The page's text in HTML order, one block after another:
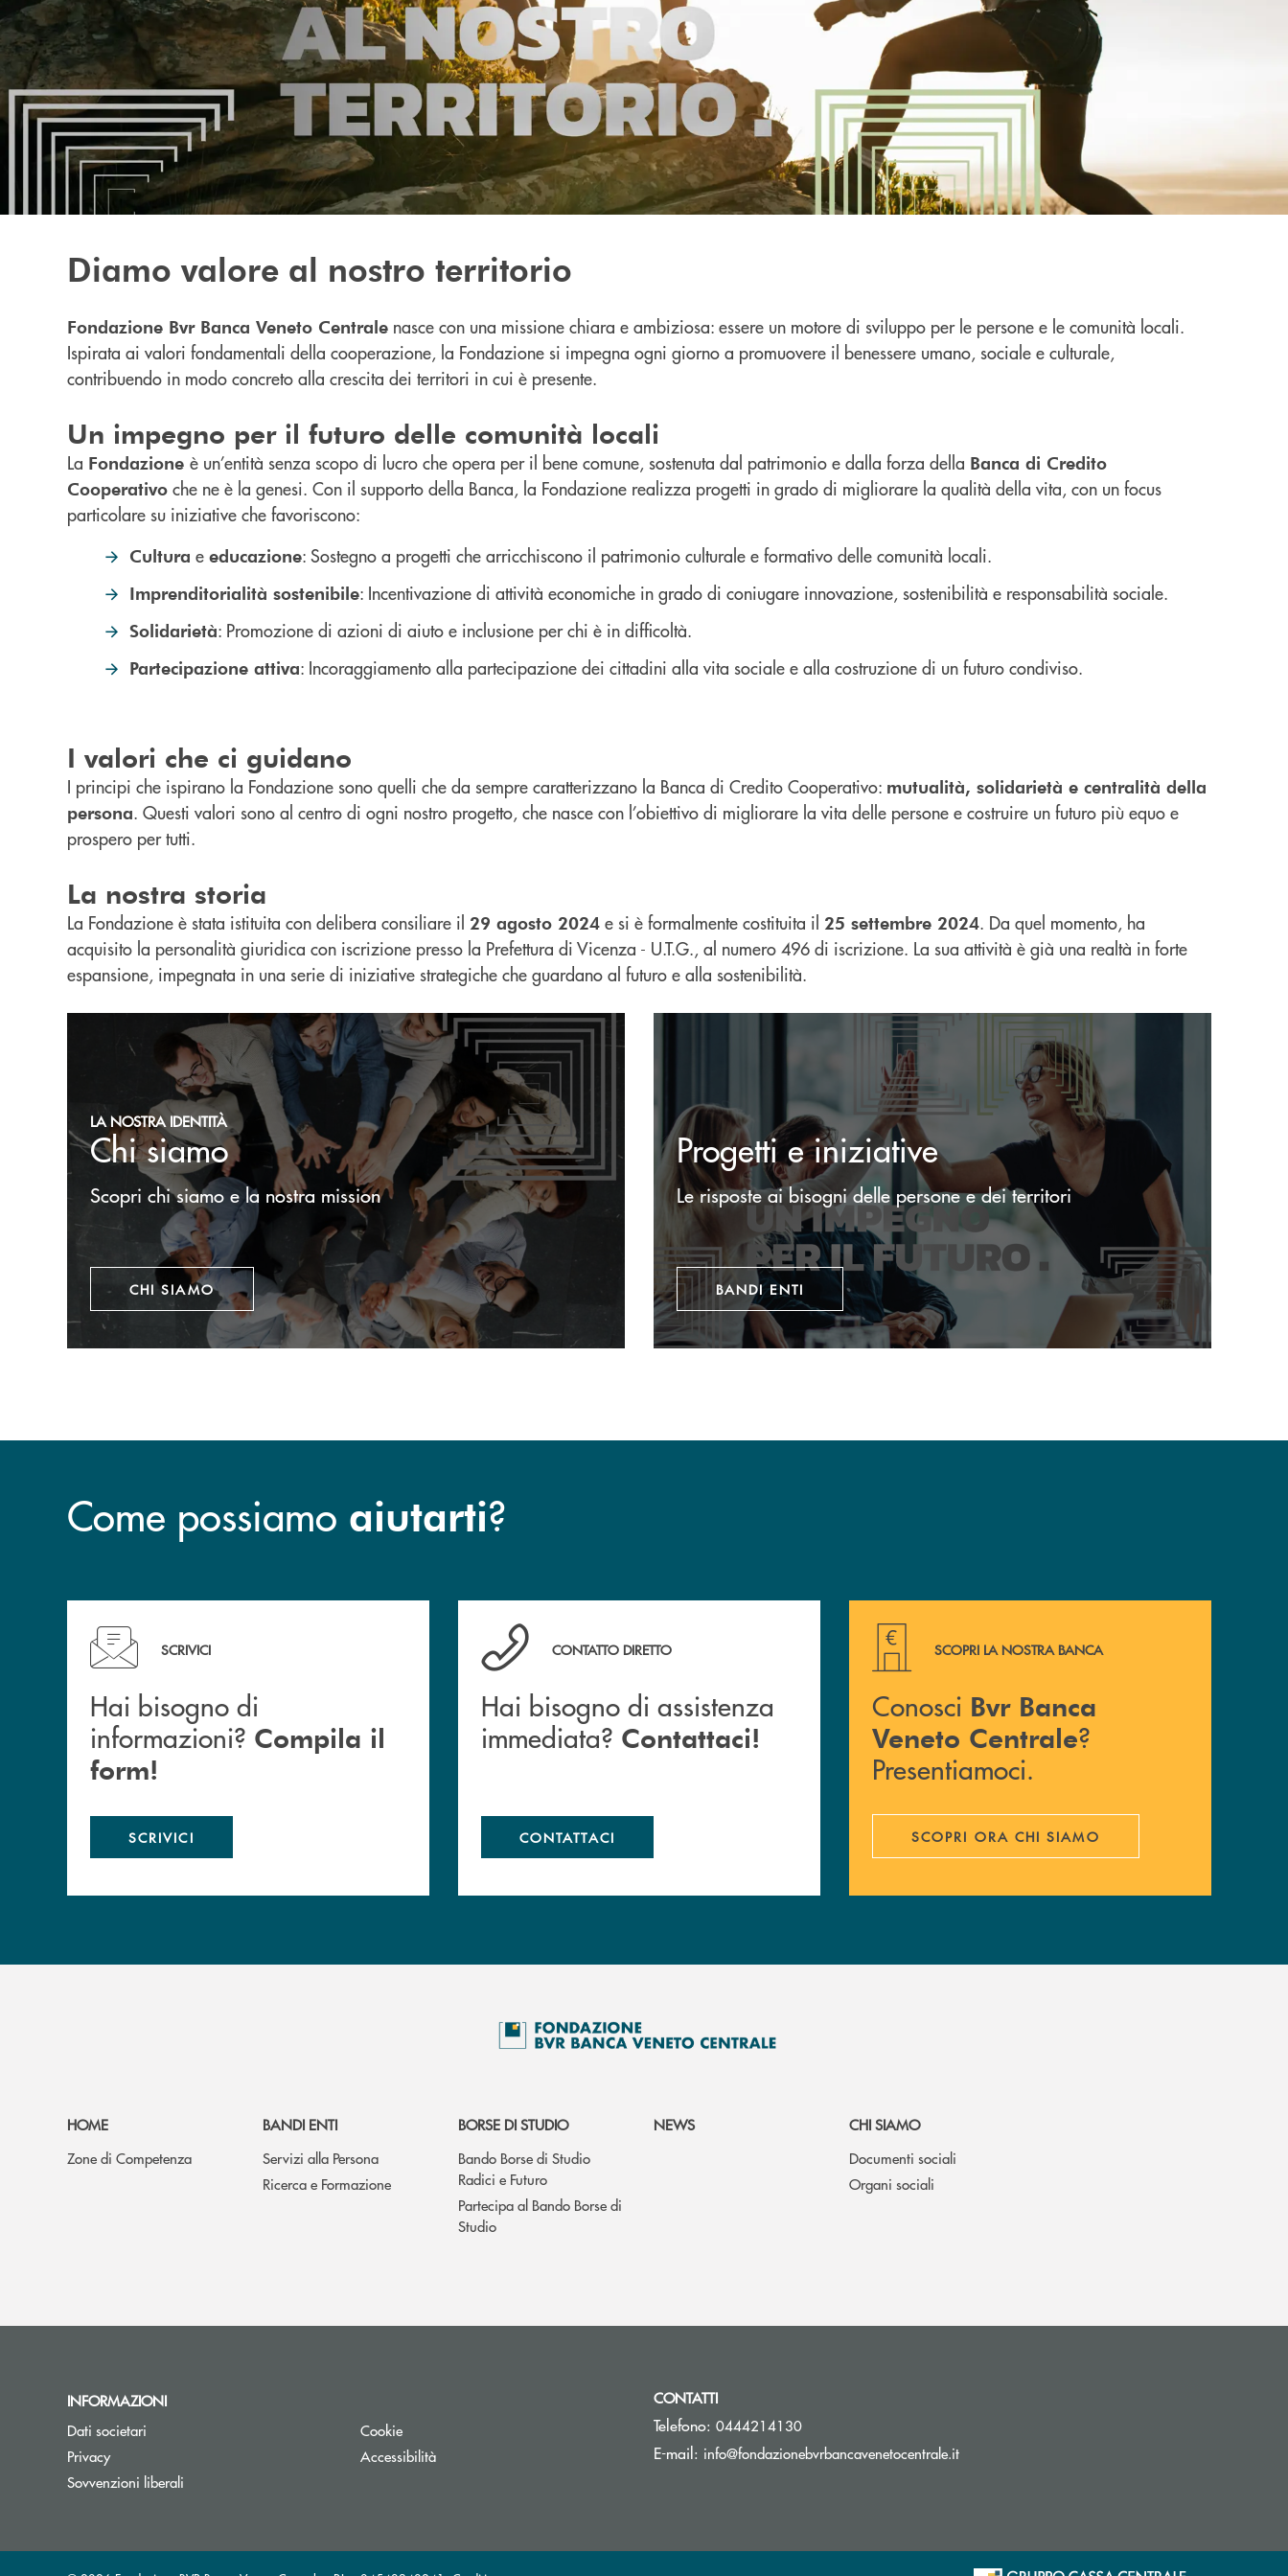
Diamo valore al nostro territorio
Fondazione Bvr Banca Veneto Centrale nasce con una missione chiara e ambiziosa: essere un motore di sviluppo per le persone e le comunità locali.
Ispirata ai valori fondamentali della cooperazione, la Fondazione si impegna ogni giorno a promuovere il benessere umano, sociale e culturale,
contribuendo in modo concreto alla crescita dei territori in cui è presente.
Un impegno per il futuro delle comunità locali
La Fondazione è un’entità senza scopo di lucro che opera per il bene comune, sostenuta dal patrimonio e dalla forza della Banca di Credito
Cooperativo che ne è la genesi. Con il supporto della Banca, la Fondazione realizza progetti in grado di migliorare la qualità della vita, con un focus
particolare su iniziative che favoriscono:
Cultura e educazione: Sostegno a progetti che arricchiscono il patrimonio culturale e formativo delle comunità locali.
Imprenditorialità sostenibile: Incentivazione di attività economiche in grado di coniugare innovazione, sostenibilità e responsabilità sociale.
Solidarietà: Promozione di azioni di aiuto e inclusione per chi è in difficoltà.
Partecipazione attiva: Incoraggiamento alla partecipazione dei cittadini alla vita sociale e alla costruzione di un futuro condiviso.
I valori che ci guidano
I principi che ispirano la Fondazione sono quelli che da sempre caratterizzano la Banca di Credito Cooperativo: mutualità, solidarietà e centralità della
persona. Questi valori sono al centro di ogni nostro progetto, che nasce con l’obiettivo di migliorare la vita delle persone e costruire un futuro più equo e
prospero per tutti.
La nostra storia
La Fondazione è stata istituita con delibera consiliare il 29 agosto 2024 e si è formalmente costituita il 25 settembre 2024. Da quel momento, ha
acquisito la personalità giuridica con iscrizione presso la Prefettura di Vicenza - U.T.G., al numero 496 di iscrizione. La sua attività è già una realtà in forte
espansione, impegnata in una serie di iniziative strategiche che guardano al futuro e alla sostenibilità.
LA NOSTRA IDENTITÀ
Chi siamo
Scopri chi siamo e la nostra mission
CHI SIAMO
Progetti e iniziative
Le risposte ai bisogni delle persone e dei territori
BANDI ENTI
Come possiamo aiutarti?
Hai bisogno di informazioni? Compila il form!
SCRIVICI
Hai bisogno di
informazioni? Compila il
form!
SCRIVICI
Hai bisogno di assistenza immediata? Contattaci!
CONTATTO DIRETTO
Hai bisogno di assistenza
immediata? Contattaci!
CONTATTACI
Conosci Bvr Banca Veneto Centrale ? Presentiamoci.
SCOPRI LA NOSTRA BANCA
Conosci Bvr Banca
Veneto Centrale?
Presentiamoci.
SCOPRI ORA CHI SIAMO
HOME
Zone di Competenza
BANDI ENTI
Servizi alla Persona
Ricerca e Formazione
BORSE DI STUDIO
Bando Borse di Studio
Radici e Futuro
Partecipa al Bando Borse di
Studio
NEWS
CHI SIAMO
Documenti sociali
Organi sociali
INFORMAZIONI
Dati societari
Privacy
Sovvenzioni liberali
Cookie
Accessibilità
CONTATTI
Telefono: 0444214130
E-mail: info@fondazionebvrbancavenetocentrale.it(si apre l’app di posta elettronica)